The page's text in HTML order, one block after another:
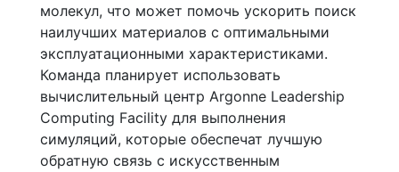
молекул, что может помочь ускорить поиск
наилучших материалов с оптимальными
эксплуатационными характеристиками.
Команда планирует использовать
вычислительный центр Argonne Leadership
Computing Facility для выполнения
симуляций, которые обеспечат лучшую
обратную связь с искусственным